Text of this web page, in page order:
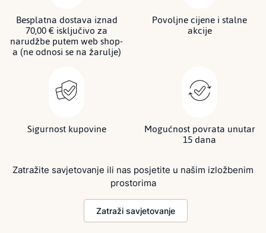
Besplatna dostava iznad
70,00 € isključivo za
narudžbe putem web shop-
a (ne odnosi se na žarulje)
Povoljne cijene i stalne
akcije
Sigurnost kupovine Mogućnost povrata unutar
15 dana
Zatražite savjetovanje ili nas posjetite u našim izložbenim
prostorima
Zatraži savjetovanje